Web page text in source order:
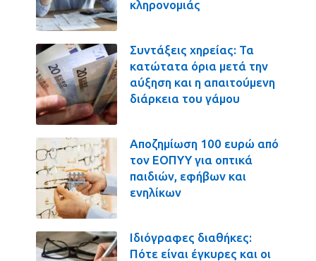
κληρονομιάς
Συντάξεις χηρείας: Τα
κατώτατα όρια μετά την
αύξηση και η απαιτούμενη
διάρκεια του γάμου
Αποζημίωση 100 ευρώ από
τον ΕΟΠΥΥ για οπτικά
παιδιών, εφήβων και
ενηλίκων
Ιδιόγραφες διαθήκες:
Πότε είναι έγκυρες και οι